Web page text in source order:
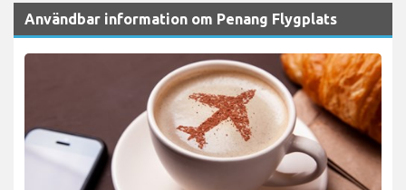
Användbar information om Penang Flygplats